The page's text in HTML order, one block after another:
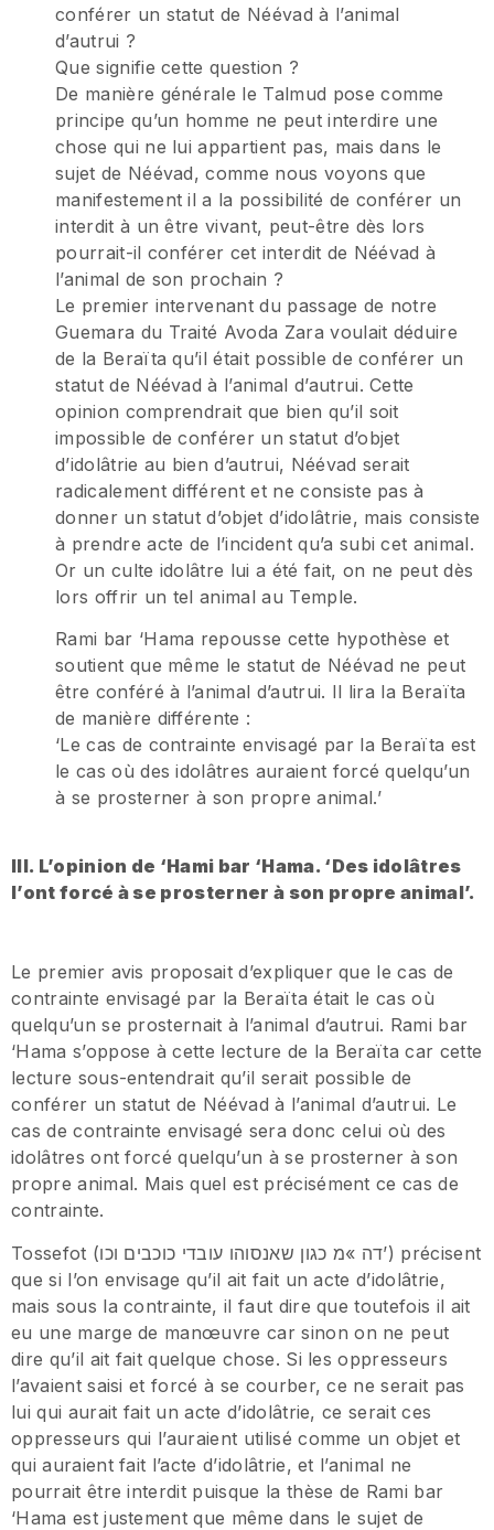
conférer un statut de Néévad à l’animal
d’autrui ?
Que signifie cette question ?
De manière générale le Talmud pose comme
principe qu’un homme ne peut interdire une
chose qui ne lui appartient pas, mais dans le
sujet de Néévad, comme nous voyons que
manifestement il a la possibilité de conférer un
interdit à un être vivant, peut-être dès lors
pourrait-il conférer cet interdit de Néévad à
l’animal de son prochain ?
Le premier intervenant du passage de notre
Guemara du Traité Avoda Zara voulait déduire
de la Beraïta qu’il était possible de conférer un
statut de Néévad à l’animal d’autrui. Cette
opinion comprendrait que bien qu’il soit
impossible de conférer un statut d’objet
d’idolâtrie au bien d’autrui, Néévad serait
radicalement différent et ne consiste pas à
donner un statut d’objet d’idolâtrie, mais consiste
à prendre acte de l’incident qu’a subi cet animal.
Or un culte idolâtre lui a été fait, on ne peut dès
lors offrir un tel animal au Temple.
Rami bar ‘Hama repousse cette hypothèse et
soutient que même le statut de Néévad ne peut
être conféré à l’animal d’autrui. Il lira la Beraïta
de manière différente :
‘Le cas de contrainte envisagé par la Beraïta est
le cas où des idolâtres auraient forcé quelqu’un
à se prosterner à son propre animal.’
III. L’opinion de ‘Hami bar ‘Hama. ‘Des idolâtres
l’ont forcé à se prosterner à son propre animal’.
Le premier avis proposait d’expliquer que le cas de
contrainte envisagé par la Beraïta était le cas où
quelqu’un se prosternait à l’animal d’autrui. Rami bar
‘Hama s’oppose à cette lecture de la Beraïta car cette
lecture sous-entendrait qu’il serait possible de
conférer un statut de Néévad à l’animal d’autrui. Le
cas de contrainte envisagé sera donc celui où des
idolâtres ont forcé quelqu’un à se prosterner à son
propre animal. Mais quel est précisément ce cas de
contrainte.
Tossefot (דה »מ כגון שאנסוהו עובדי כוכבים וכו’) précisent
que si l’on envisage qu’il ait fait un acte d’idolâtrie,
mais sous la contrainte, il faut dire que toutefois il ait
eu une marge de manœuvre car sinon on ne peut
dire qu’il ait fait quelque chose. Si les oppresseurs
l’avaient saisi et forcé à se courber, ce ne serait pas
lui qui aurait fait un acte d’idolâtrie, ce serait ces
oppresseurs qui l’auraient utilisé comme un objet et
qui auraient fait l’acte d’idolâtrie, et l’animal ne
pourrait être interdit puisque la thèse de Rami bar
‘Hama est justement que même dans le sujet de